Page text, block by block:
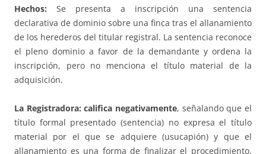
Hechos: Se presenta a inscripción una sentencia
declarativa de dominio sobre una finca tras el allanamiento
de los herederos del titular registral. La sentencia reconoce
el pleno dominio a favor de la demandante y ordena la
inscripción, pero no menciona el título material de la
adquisición.
La Registradora: califica negativamente, señalando que el
título formal presentado (sentencia) no expresa el título
material por el que se adquiere (usucapión) y que el
allanamiento es una forma de finalizar el procedimiento,